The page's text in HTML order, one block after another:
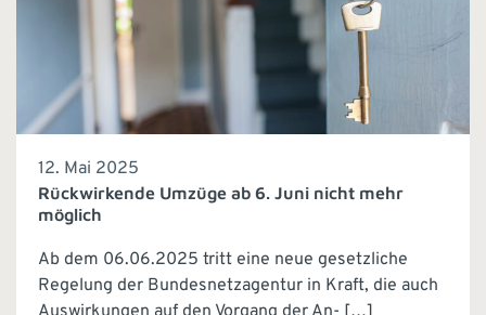
12. Mai 2025
Rückwirkende Umzüge ab 6. Juni nicht mehr
möglich
Ab dem 06.06.2025 tritt eine neue gesetzliche
Regelung der Bundesnetzagentur in Kraft, die auch